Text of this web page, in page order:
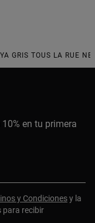
GRIS TOUS LA RUE
en tu primera
y Condicionesy la
para recibir